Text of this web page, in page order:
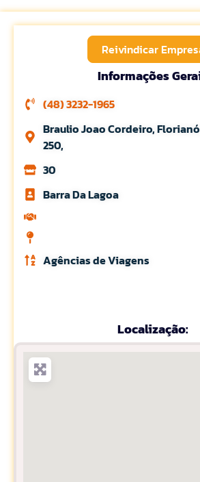
Reivindicar
Informações
(48) 3232-1965
Braulio Joao Cordeiro,
250,
30
Barra Da Lagoa
Agências de Viagens
Localização: